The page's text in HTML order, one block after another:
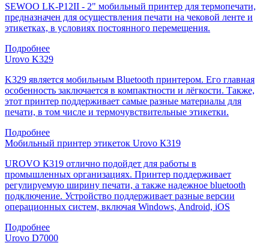
SEWOO LK-P12II - 2" мобильный принтер для термопечати,
предназначен для осуществления печати на чековой ленте и
этикетках, в условиях постоянного перемещения.
Подробнее
Urovo K329
K329 является мобильным Bluetooth принтером. Его главная
особенность заключается в компактности и лёгкости. Также,
этот принтер поддерживает самые разные материалы для
печати, в том числе и термочувствительные этикетки.
Подробнее
Мобильный принтер этикеток Urovo К319
UROVO К319 отлично подойдет для работы в
промышленных организациях. Принтер поддерживает
регулируемую ширину печати, а также надежное bluetooth
подключение. Устройство поддерживает разные версии
операционных систем, включая Windows, Android, iOS
Подробнее
Urovo D7000